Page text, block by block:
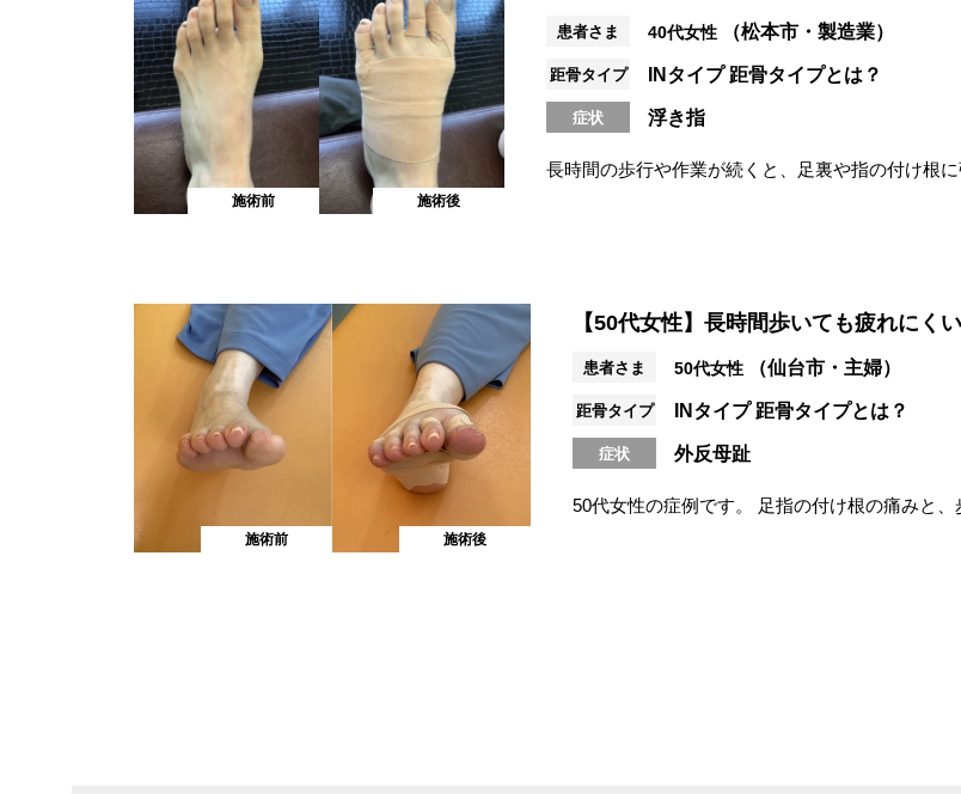
施術前 施術後
患者さま 40代女性 （松本市・製造業）
距骨タイプ INタイプ 距骨タイプとは？
症状 浮き指
長時間の歩行や作業が続くと、足裏や指の付け根
施術前 施術後
【50代女性】長時間歩いても疲れにく
患者さま 50代女性 （仙台市・主婦）
距骨タイプ INタイプ 距骨タイプとは？
症状 外反母趾
50代女性の症例です。 足指の付け根の痛みと